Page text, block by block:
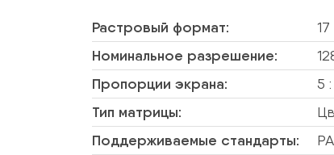
Растровый формат: 17
Номинальное разрешение:
Пропорции экрана: 5
Тип матрицы:
Поддерживаемые стандарты: